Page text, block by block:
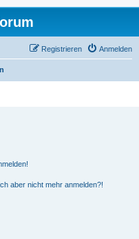
Anmelden
Registrieren
aber nicht mehr anmelden?!